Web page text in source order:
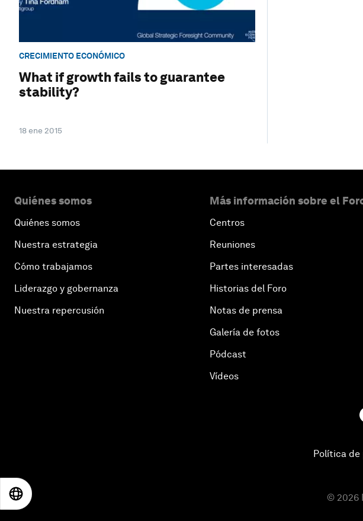
CRECIMIENTO ECONÓMICO
What if growth fails to guarantee
stability?
18 ene 2015
Quiénes somos
Quiénes somos
Nuestra estrategia
Cómo trabajamos
Liderazgo y gobernanza
Nuestra repercusión
Más información sobre el
Centros
Reuniones
Partes interesadas
Historias del Foro
Notas de prensa
Galería de fotos
Pódcast
Vídeos
Política de
© 2026